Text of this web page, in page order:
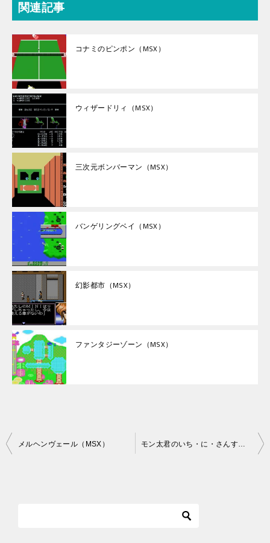
関連記事
コナミのピンポン（MSX）
ウィザードリィ（MSX）
三次元ボンバーマン（MSX）
バンゲリングベイ（MSX）
幻影都市（MSX）
ファンタジーゾーン（MSX）
投
メルヘンヴェール（MSX）